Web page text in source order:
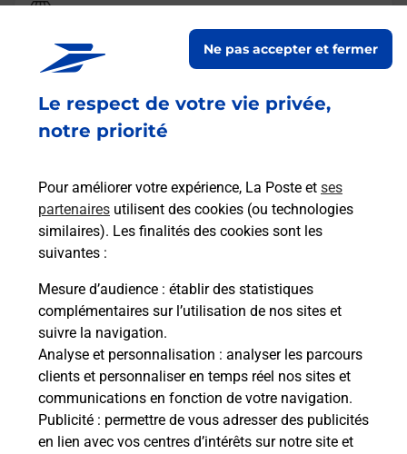
Le respect de votre vie privée,
notre priorité
Pour améliorer votre expérience, La Poste et ses
partenaires utilisent des cookies (ou technologies
similaires). Les finalités des cookies sont les
suivantes :
Mesure d’audience : établir des statistiques
complémentaires sur l’utilisation de nos sites et
suivre la navigation.
Analyse et personnalisation : analyser les parcours
clients et personnaliser en temps réel nos sites et
communications en fonction de votre navigation.
Publicité : permettre de vous adresser des publicités
en lien avec vos centres d’intérêts sur notre site et
Ne pas accepter et fermer
La Poste
ORLEANS PLACE D ARC
jusqu'à 09h00
2 RUE ALBERT 1ER
45000 ORLEANS
Malin !
La Poste
en ligne
Ouvert 24h/24
En savoir plus